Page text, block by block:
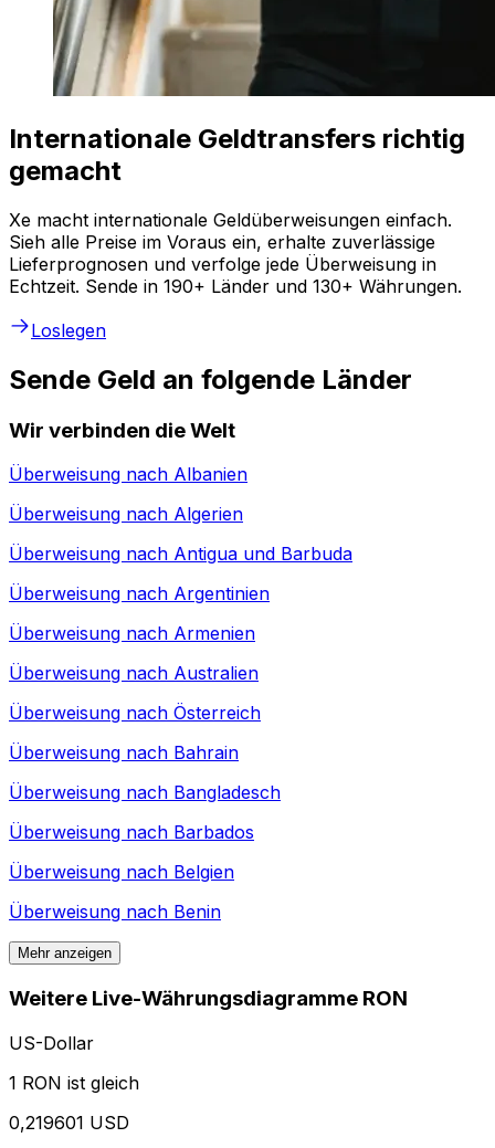
Internationale Geldtransfers richtig
gemacht
Xe macht internationale Geldüberweisungen einfach.
Sieh alle Preise im Voraus ein, erhalte zuverlässige
Lieferprognosen und verfolge jede Überweisung in
Echtzeit. Sende in 190+ Länder und 130+ Währungen.
Loslegen
Sende Geld an folgende Länder
Wir verbinden die Welt
Überweisung nach Albanien
Überweisung nach Algerien
Überweisung nach Antigua und Barbuda
Überweisung nach Argentinien
Überweisung nach Armenien
Überweisung nach Australien
Überweisung nach Österreich
Überweisung nach Bahrain
Überweisung nach Bangladesch
Überweisung nach Barbados
Überweisung nach Belgien
Überweisung nach Benin
Mehr anzeigen
Weitere Live-Währungsdiagramme RON
US-Dollar
1 RON ist gleich
0,219601 USD